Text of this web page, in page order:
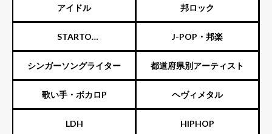
スト
アイドル 邦ロック
STARTO
ENTERTAINMENT（旧ジャニ
ーズ）
J-POP・邦楽
シンガーソングライター 都道府県別アーティスト
歌い手・ボカロP ヘヴィメタル
LDH HIPHOP